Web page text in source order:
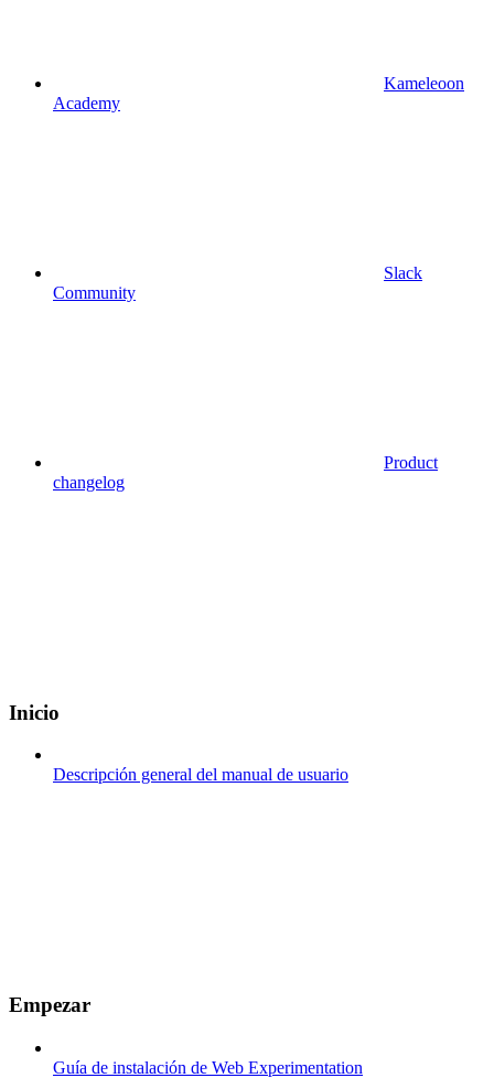
Kameleoon
Academy
Slack
Community
Product
changelog
Inicio
Descripción general del manual de usuario
Empezar
Guía de instalación de Web Experimentation